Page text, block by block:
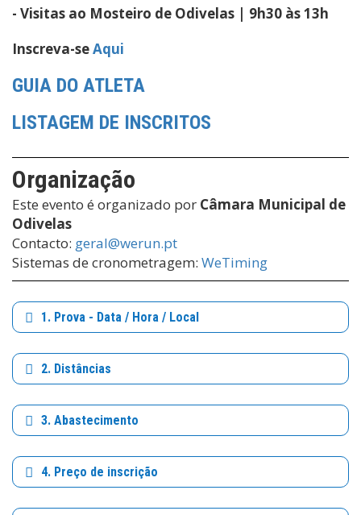
- Visitas ao Mosteiro de Odivelas | 9h30 às 13h
Inscreva-seAqui
GUIA DO ATLETA
LISTAGEM DE INSCRITOS
Organização
Este evento é organizado por Câmara Municipal de
Odivelas
Contacto: geral@werun.pt
Sistemas de cronometragem: WeTiming
1. Prova - Data / Hora / Local
2. Distâncias
3. Abastecimento
4. Preço de inscrição